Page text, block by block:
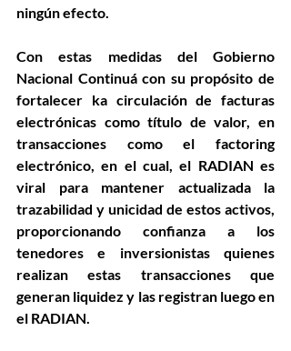
ningún efecto.
Con estas medidas del Gobierno
Nacional Continuá con su propósito de
fortalecer ka circulación de facturas
electrónicas como título de valor, en
transacciones como el factoring
electrónico, en el cual, el RADIAN es
viral para mantener actualizada la
trazabilidad y unicidad de estos activos,
proporcionando confianza a los
tenedores e inversionistas quienes
realizan estas transacciones que
generan liquidez y las registran luego en
el RADIAN.